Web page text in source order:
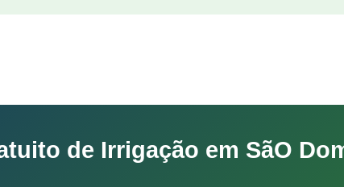
de Irrigação em SãO